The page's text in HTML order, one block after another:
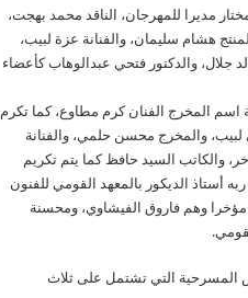
مديرا للمهرجان، الناقد محمد بهجت،
هشام سليمان، والفنانة عزة لبيب،
جلال، والدكتور فتحي عبدالوهاب كأعضاء
المخرج الفنان كرم مطاوع، كما تكرم
والمخرج محسن حلمي، والفنانة
والكاتب السيد حافظ كما يتم تكريم
أستاذ الديكور بالمعهد القومي للفنون
مؤخرا وهم فاروق الفيشاوي، ومحسنة
الأول العروض المسرحية التي تشتمل على ثلاث